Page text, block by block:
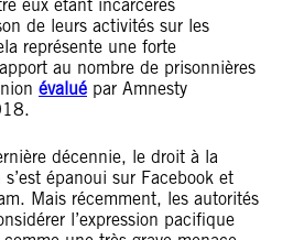
eux étant incarcérés
de leurs activités sur les
représente une forte
au nombre de prisonnières
évalué par Amnesty
décennie, le droit à la
s’est épanoui sur Facebook et
Mais récemment, les autorités
l’expression pacifique